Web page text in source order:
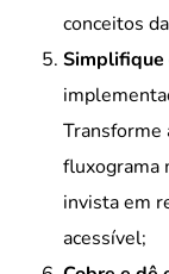
conceitos
Simplifique
Transforme
fluxograma
invista em
acessível;